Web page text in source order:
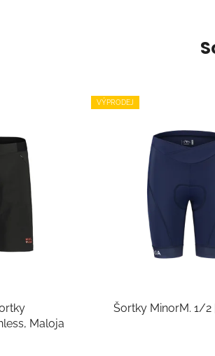
Maloja
VÝPRODEJ
Šortky MinorM. 1/2